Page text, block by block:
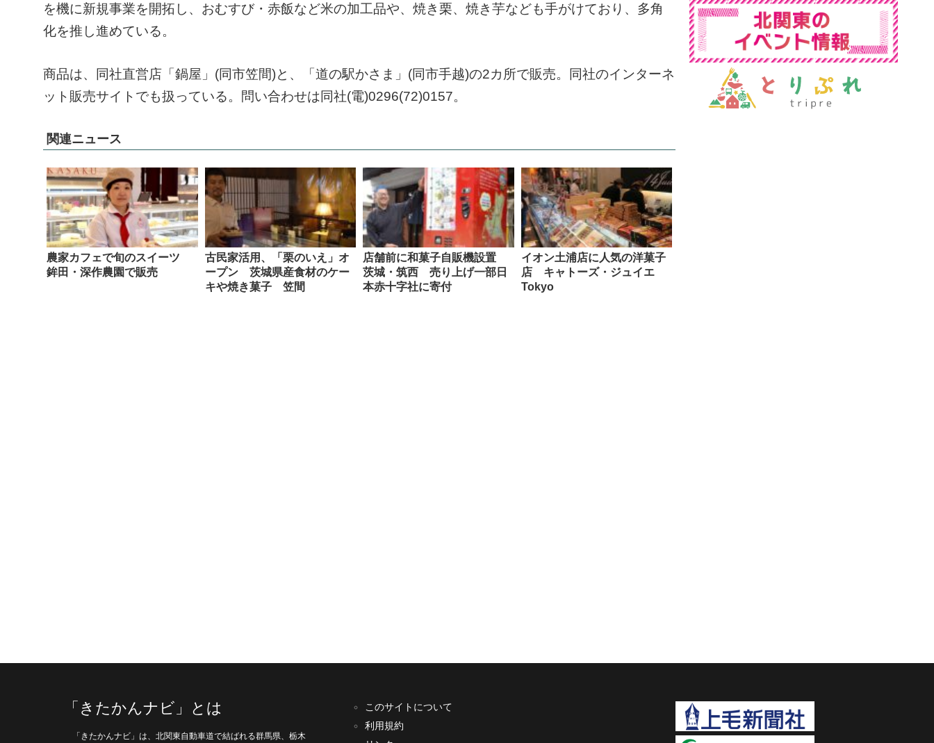
を機に新規事業を開拓し、おむすび・赤飯など米の加工品や、焼き栗、焼き芋なども手がけており、多角
化を推し進めている。
商品は、同社直営店「鍋屋」(同市笠間)と、「道の駅かさま」(同市手越)の2カ所で販売。同社のインターネ
ット販売サイトでも扱っている。問い合わせは同社(電)0296(72)0157。
関連ニュース
農家カフェで旬のスイーツ
鉾田・深作農園で販売
古民家活用、「栗のいえ」オ
ープン 茨城県産食材のケー
キや焼き菓子 笠間
店舗前に和菓子自販機設置
茨城・筑西 売り上げ一部日
本赤十字社に寄付
イオン土浦店に人気の洋菓子
店 キャトーズ・ジュイエ
Tokyo
「きたかんナビ」とは
「きたかんナビ」は、北関東自動車道で結ばれる群馬県、栃木
このサイトについて
利用規約